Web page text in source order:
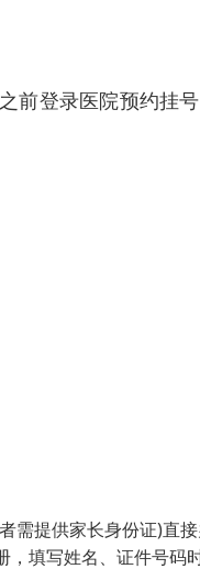
前登录医院预约挂
需提供家长身份证)直
，填写姓名、证件号码